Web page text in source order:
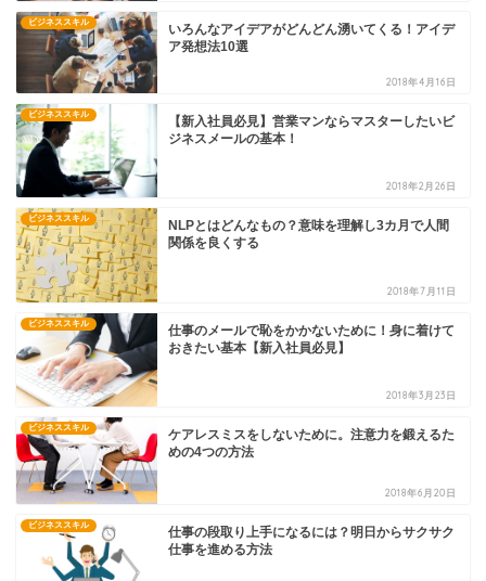
ビジネススキル
いろんなアイデアがどんどん湧いてくる！アイデ
ア発想法10選
2018年4月16日
ビジネススキル
【新入社員必見】営業マンならマスターしたいビ
ジネスメールの基本！
2018年2月26日
ビジネススキル
NLPとはどんなもの？意味を理解し3カ月で人間
関係を良くする
2018年7月11日
ビジネススキル
仕事のメールで恥をかかないために！身に着けて
おきたい基本【新入社員必見】
2018年3月23日
ビジネススキル
ケアレスミスをしないために。注意力を鍛えるた
めの4つの方法
2018年6月20日
ビジネススキル
仕事の段取り上手になるには？明日からサクサク
仕事を進める方法